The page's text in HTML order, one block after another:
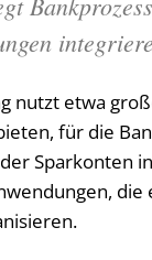
nutzt etwa
für die
Sparkonten
die